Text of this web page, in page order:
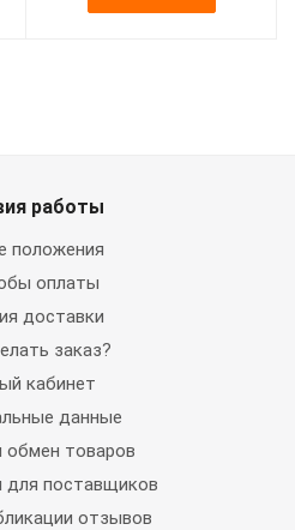
работы
положения
оплаты
доставки
заказ?
кабинет
данные
обмен товаров
поставщиков
отзывов